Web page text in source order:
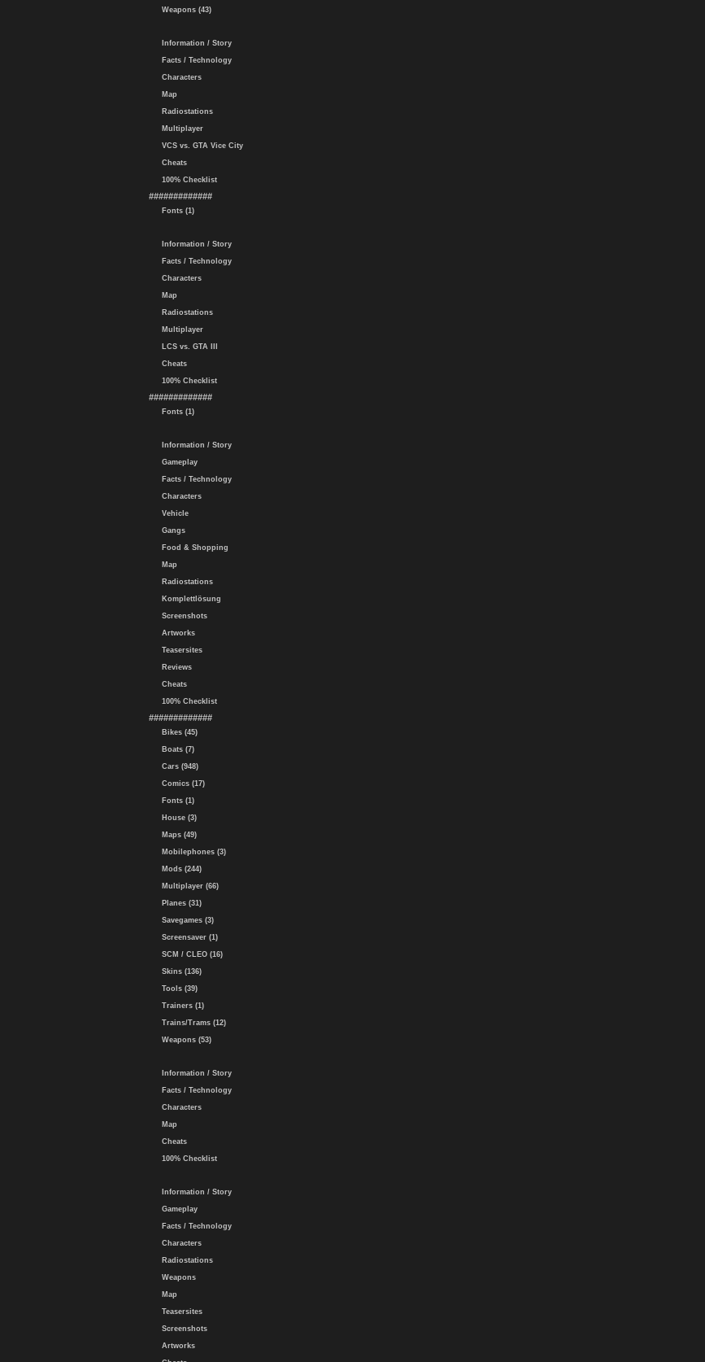
Weapons (43)
Information / Story
Facts / Technology
Characters
Map
Radiostations
Multiplayer
VCS vs. GTA Vice City
Cheats
100% Checklist
#############
Fonts (1)
Information / Story
Facts / Technology
Characters
Map
Radiostations
Multiplayer
LCS vs. GTA III
Cheats
100% Checklist
#############
Fonts (1)
Information / Story
Gameplay
Facts / Technology
Characters
Vehicle
Gangs
Food & Shopping
Map
Radiostations
Komplettlösung
Screenshots
Artworks
Teasersites
Reviews
Cheats
100% Checklist
#############
Bikes (45)
Boats (7)
Cars (948)
Comics (17)
Fonts (1)
House (3)
Maps (49)
Mobilephones (3)
Mods (244)
Multiplayer (66)
Planes (31)
Savegames (3)
Screensaver (1)
SCM / CLEO (16)
Skins (136)
Tools (39)
Trainers (1)
Trains/Trams (12)
Weapons (53)
Information / Story
Facts / Technology
Characters
Map
Cheats
100% Checklist
Information / Story
Gameplay
Facts / Technology
Characters
Radiostations
Weapons
Map
Teasersites
Screenshots
Artworks